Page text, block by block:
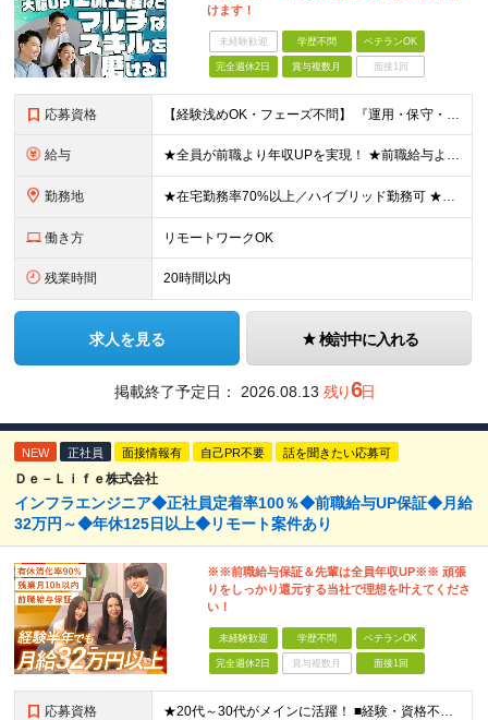
けます！
未経験歓迎 学歴不問 ベテランOK
完全週休2日 賞与複数月 面接1回
応募資格 【経験浅めOK・フェーズ不問】 『運用・保守・監視の経験しかないが、設計構築へキャリアチェンジしたい！』 『将来が見えないので、マルチなスキルを身につけたい！』 などなど、今のフェーズに悩む『意欲が
給与 ★全員が前職より年収UPを実現！ ★前職給与より120％アップ実績あり ★前職給与を最大限に考慮 ★入社4年目で年収800万円の社員も在籍！ 年俸336万円～880万円（1/12を毎月支給）＋インセ
勤務地 ★在宅勤務率70%以上／ハイブリッド勤務可 ★転勤なし 本社または一都三県のプロジェクト先（東陽町、浜松町などメインは東京23区内）にて勤務いただきます！ 【本社】 東京都荒川区西日暮里5-10-
働き方 リモートワークOK
残業時間 20時間以内
求人を見る 検討中に入れる
掲載終了予定日： 2026.08.13 残り6日
NEW 正社員 面接情報有 自己PR不要 話を聞きたい応募可
Ｄｅ－Ｌｉｆｅ株式会社
インフラエンジニア◆正社員定着率100％◆前職給与UP保証◆月給
32万円～◆年休125日以上◆リモート案件あり
※※前職給与保証＆先輩は全員年収UP※※ 頑張
りをしっかり還元する当社で理想を叶えてくださ
い！
未経験歓迎 学歴不問 ベテランOK
完全週休2日 賞与複数月 面接1回
応募資格 ★20代～30代がメインに活躍！ ■経験・資格不問 ■学歴不問 ━━━━━……‥ 当社では何よりもコミュニケーション力を 重視した採用を行っています！